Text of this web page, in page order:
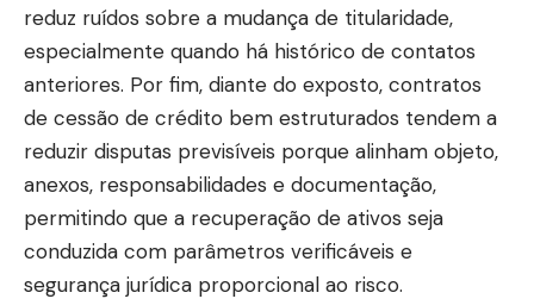
reduz ruídos sobre a mudança de titularidade,
especialmente quando há histórico de contatos
anteriores. Por fim, diante do exposto, contratos
de cessão de crédito bem estruturados tendem a
reduzir disputas previsíveis porque alinham objeto,
anexos, responsabilidades e documentação,
permitindo que a recuperação de ativos seja
conduzida com parâmetros verificáveis e
segurança jurídica proporcional ao risco.